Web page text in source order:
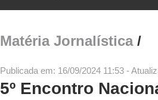
Matéria Jornalística/
Publicada em: 16/09/2024 11:53 -
5º Encontro